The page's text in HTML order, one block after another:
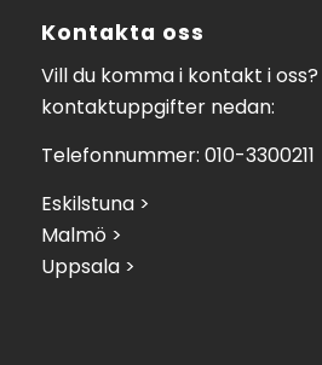
Kontakta oss
Vill du komma i kontakt i
kontaktuppgifter nedan:
Telefonnummer: 010-3300211
Eskilstuna >
Malmö >
Uppsala >